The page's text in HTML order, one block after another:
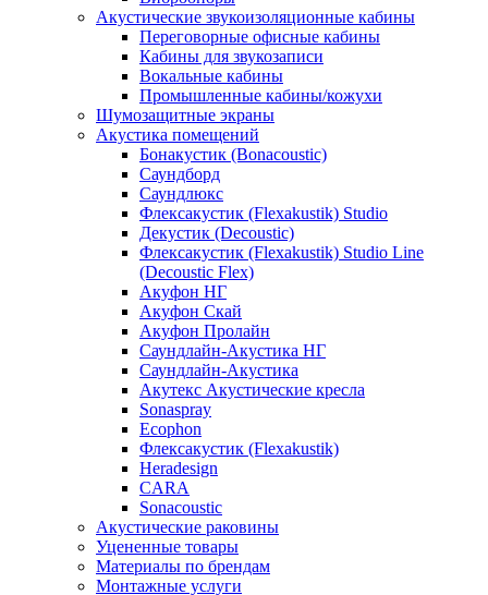
Акустические звукоизоляционные кабины
Переговорные офисные кабины
Кабины для звукозаписи
Вокальные кабины
Промышленные кабины/кожухи
Шумозащитные экраны
Акустика помещений
Бонакустик (Bonacoustic)
Саундборд
Саундлюкс
Флексакустик (Flexakustik) Studio
Декустик (Decoustic)
Флексакустик (Flexakustik) Studio Line
(Decoustic Flex)
Акуфон НГ
Акуфон Скай
Акуфон Пролайн
Саундлайн-Акустика НГ
Саундлайн-Акустика
Акутекс Акустические кресла
Sonaspray
Ecophon
Флексакустик (Flexakustik)
Heradesign
CARA
Sonacoustic
Акустические раковины
Уцененные товары
Материалы по брендам
Монтажные услуги